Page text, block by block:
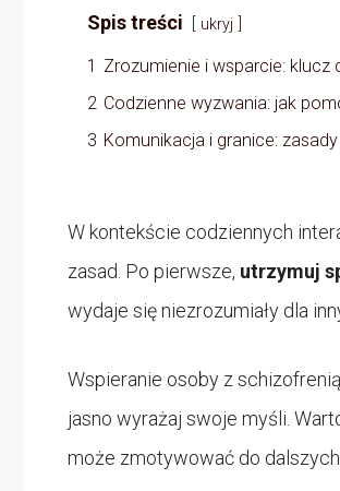
Spis treści ukryj
1 Zrozumienie i wsparcie:
2 Codzienne wyzwania: jak
3 Komunikacja i granice:
W kontekście codziennych
zasad. Po pierwsze, utrzymuj
wydaje się niezrozumiały dla
Wspieranie osoby z
jasno wyrażaj swoje myśli.
może zmotywować do dalszych